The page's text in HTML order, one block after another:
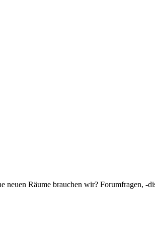
Räume brauchen wir? Forumfragen, -